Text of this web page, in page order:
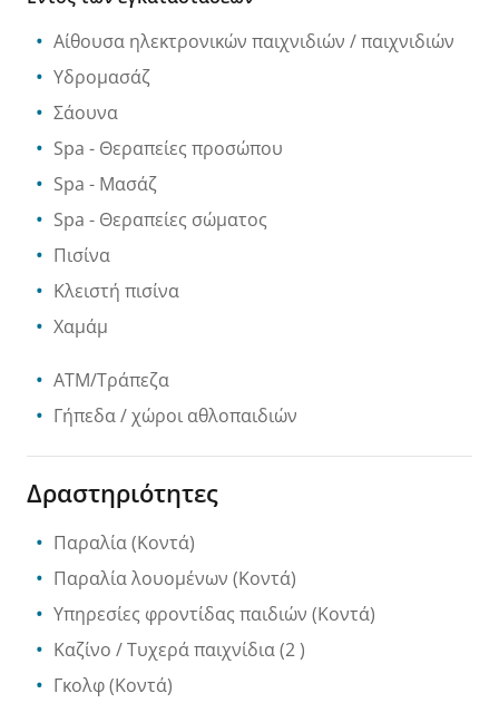
Αίθουσα ηλεκτρονικών παιχνιδιών / παιχνιδιών
Υδρομασάζ
Σάουνα
Spa - Θεραπείες προσώπου
Spa - Μασάζ
Spa - Θεραπείες σώματος
Πισίνα
Κλειστή πισίνα
Χαμάμ
ATM/Τράπεζα
Γήπεδα / χώροι αθλοπαιδιών
Δραστηριότητες
Παραλία(Κοντά)
Παραλία λουομένων (Κοντά)
Υπηρεσίες φροντίδας παιδιών (Κοντά)
Καζίνο / Τυχερά παιχνίδια(2 )
Γκολφ(Κοντά)